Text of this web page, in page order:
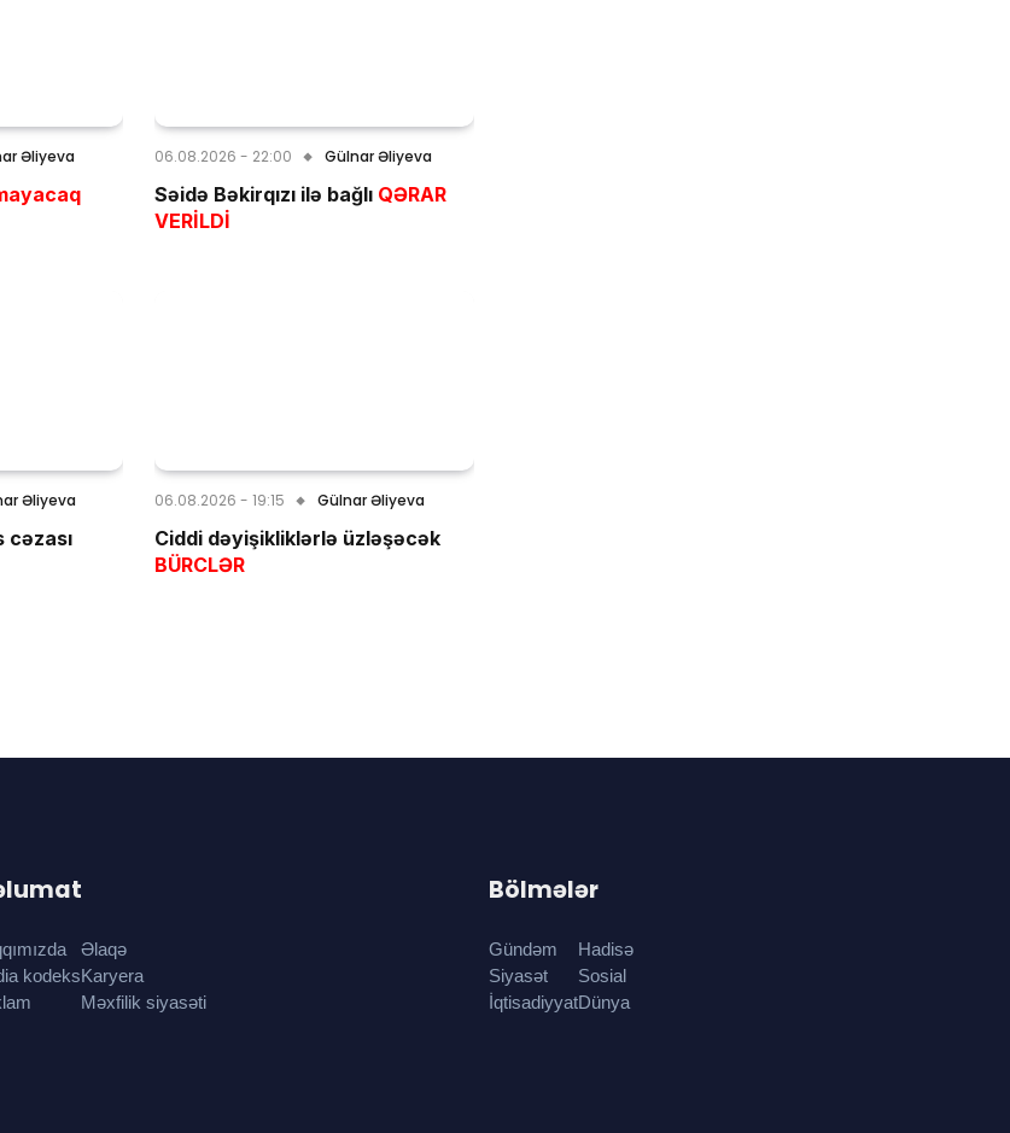
Əliyeva 06.08.2026 - 22:00 Gülnar Əliyeva
Səidə Bəkirqızı ilə bağlı QƏRAR
VERİLDİ
Əliyeva
cəzası
06.08.2026 - 19:15 Gülnar Əliyeva
Ciddi dəyişikliklərlə üzləşəcək
BÜRCLƏR
kodeks
Əlaqə
Karyera
Məxfilik siyasəti
Bölmələr
Gündəm
Siyasət
İqtisadiyyat
Hadisə
Sosial
Dünya